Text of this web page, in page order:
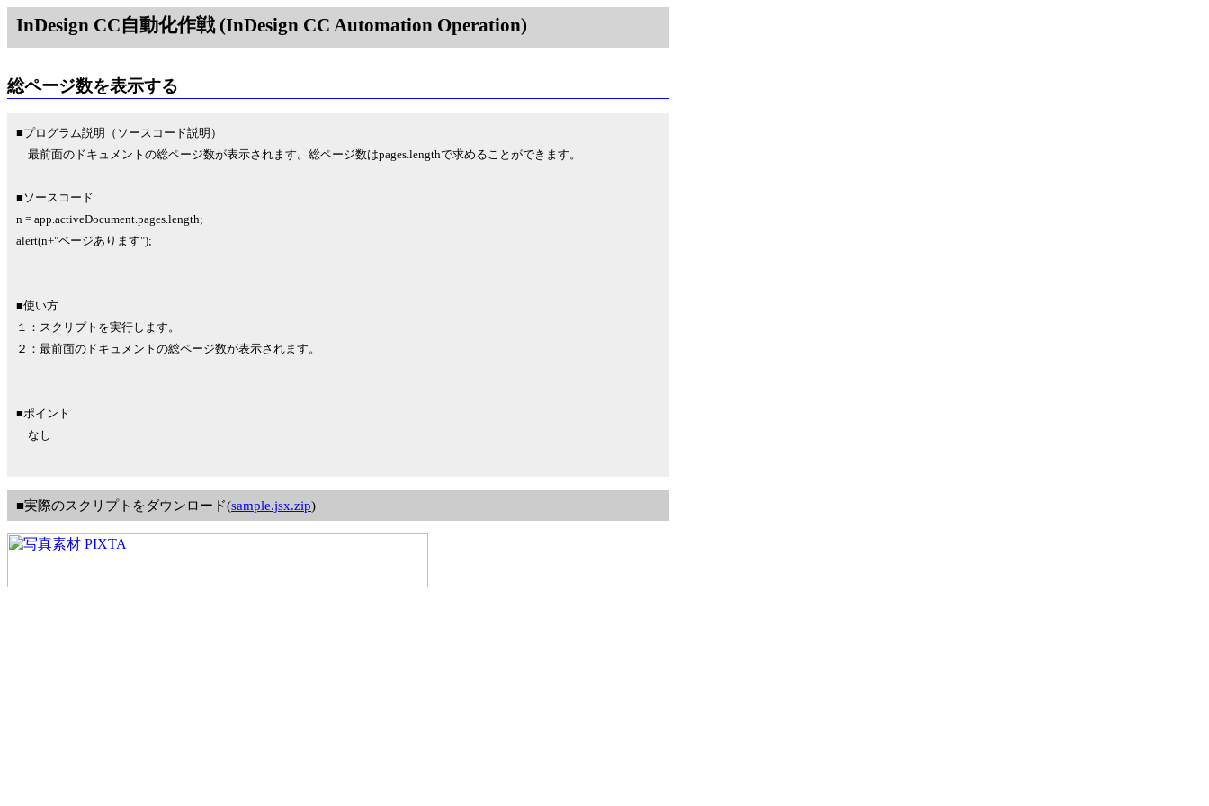
InDesign CC自動化作戦 (InDesign CC Automation Operation)
総ページ数を表示する
■プログラム説明（ソースコード説明）
最前面のドキュメントの総ページ数が表示されます。総ページ数はpages.lengthで求めることができます。
■ソースコード
n = app.activeDocument.pages.length;
alert(n+"ページあります");
■使い方
１：スクリプトを実行します。
２：最前面のドキュメントの総ページ数が表示されます。
■ポイント
なし
■実際のスクリプトをダウンロード(sample.jsx.zip)